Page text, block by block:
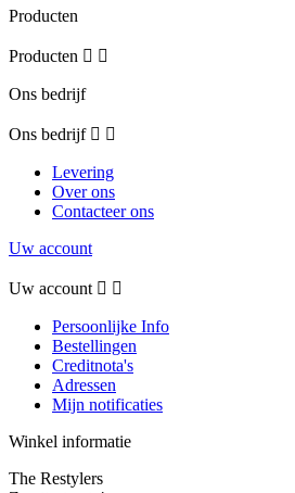
Producten
Producten  
Ons bedrijf
Ons bedrijf  
Levering
Over ons
Contacteer ons
Uw account
Uw account  
Persoonlijke Info
Bestellingen
Creditnota's
Adressen
Mijn notificaties
Winkel informatie
The Restylers